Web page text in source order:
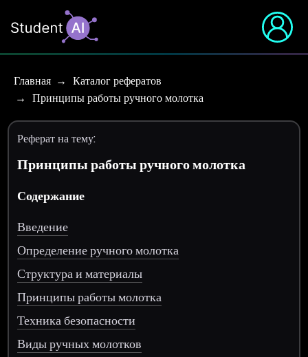
Главная
Каталог рефератов
Принципы работы ручного молотка
Реферат на тему:
Принципы работы ручного молотка
Содержание
Введение
Определение ручного молотка
Структура и материалы
Принципы работы молотка
Техника безопасности
Виды ручных молотков